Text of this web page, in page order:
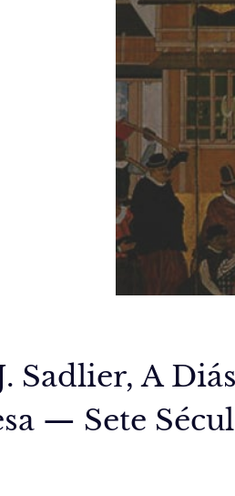
Sadlier, A
— Sete